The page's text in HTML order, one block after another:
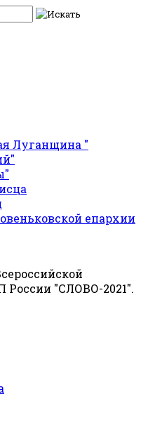
Луганщина "
епархии
России "СЛОВО-2021".